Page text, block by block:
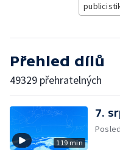
Přehled dílů
49329 přehratelných
119 min
7.